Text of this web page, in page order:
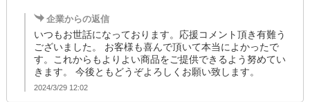
企業からの返信
いつもお世話になっております。応援コメント頂き有難う
ございました。 お客様も喜んで頂いて本当によかったで
す。これからもよりよい商品をご提供できるよう努めてい
きます。 今後ともどうぞよろしくお願い致します。
2024/3/29 12:02